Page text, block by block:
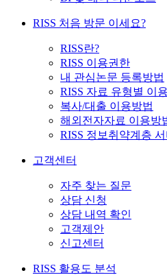
RISS 처음 방문 이세요?
RISS란?
RISS 이용권한
내 관심논문 등록방법
RISS 자료 유형별 이
복사/대출 이용방법
해외전자자료 이용방
RISS 정보취약계층
고객센터
자주 찾는 질문
상담 신청
상담 내역 확인
고객제안
신고센터
RISS 활용도 분석